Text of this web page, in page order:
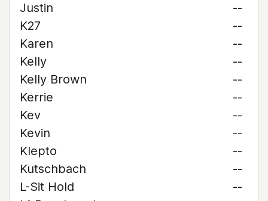
Justin
--
K27
--
Karen
--
Kelly
--
Kelly Brown
--
Kerrie
--
Kev
--
Kevin
--
Klepto
--
Kutschbach
--
L-Sit Hold
--